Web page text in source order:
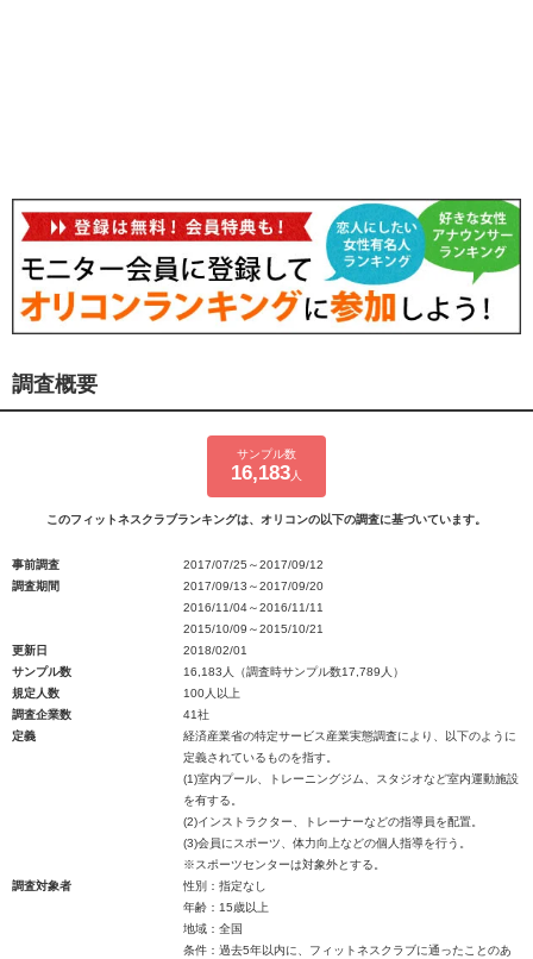
調査概要
サンプル数
16,183 人
このフィットネスクラブランキングは、オリコンの以下の調査に基づいています。
事前調査
2017/07/25～2017/09/12
調査期間
2017/09/13～2017/09/20
2016/11/04～2016/11/11
2015/10/09～2015/10/21
更新日
2018/02/01
サンプル数
16,183人（調査時サンプル数17,789人）
規定人数
100人以上
調査企業数
41社
定義
経済産業省の特定サービス産業実態調査により、以下のように
定義されているものを指す。
(1)室内プール、トレーニングジム、スタジオなど室内運動施設
を有する。
(2)インストラクター、トレーナーなどの指導員を配置。
(3)会員にスポーツ、体力向上などの個人指導を行う。
※スポーツセンターは対象外とする。
調査対象者
性別：指定なし
年齢：15歳以上
地域：全国
条件：過去5年以内に、フィットネスクラブに通ったことのあ